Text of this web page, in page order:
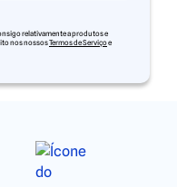
relativamente a produtos e
nos nossosTermos de Serviçoe